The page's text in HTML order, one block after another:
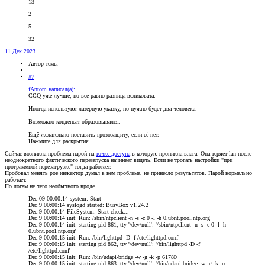
2
5
32
11 Дек 2023
Автор темы
#7
fAntom написал(а):
CCQ уже лучше, но все равно разница великовата.
Иногда используют лазерную указку, но нужно будет два человека.
Возможно конденсат образовывался.
Ещё желательно поставить грозозащиту, если её нет.
Нажмите для раскрытия...
Сейчас возникла проблема парой на точке доступа в которую проникла влага. Она теряет lan после
неоднократного фактического перезапуска начинает видеть. Если не трогать настройки "при
программной перезагрузке" тогда работает.
Пробовал менять poe инжектор думал в нем проблема, не принесло результатов. Парой нормально
работает.
По логам не чего необычного вроде
Dec 09 00:00:14 system: Start
Dec 9 00:00:14 syslogd started: BusyBox v1.24.2
Dec 9 00:00:14 FileSystem: Start check...
Dec 9 00:00:14 init: Run: /sbin/ntpclient -n -s -c 0 -l -h 0.ubnt.pool.ntp.org
Dec 9 00:00:14 init: starting pid 861, tty '/dev/null': '/sbin/ntpclient -n -s -c 0 -l -h
0.ubnt.pool.ntp.org'
Dec 9 00:00:15 init: Run: /bin/lighttpd -D -f /etc/lighttpd.conf
Dec 9 00:00:15 init: starting pid 862, tty '/dev/null': '/bin/lighttpd -D -f
/etc/lighttpd.conf'
Dec 9 00:00:15 init: Run: /bin/udapi-bridge -w -g -k -p 61780
Dec 9 00:00:15 init: starting pid 863, tty '/dev/null': '/bin/udapi-bridge -w -g -k -p